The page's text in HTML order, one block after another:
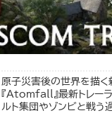
原子災害後の世界を描く
『Atomfall』最新トレー
ルト集団やゾンビと戦う